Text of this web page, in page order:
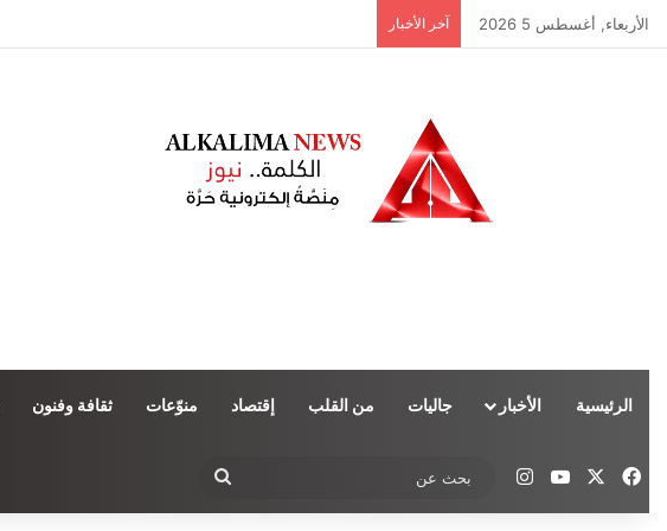
الأربعاء, أغسطس 5 2026 آخر الأخبار
الرئيسية الأخبار جاليات من القلب إقتصاد منوّعات ثقافة وفنون
فيسبوك ‫YouTubeانستقرام
عن